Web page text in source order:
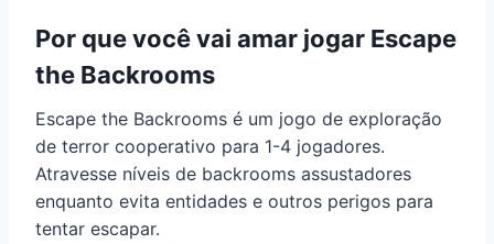
Por que você vai amar jogar Escape
the Backrooms
Escape the Backrooms é um jogo de exploração
de terror cooperativo para 1-4 jogadores.
Atravesse níveis de backrooms assustadores
enquanto evita entidades e outros perigos para
tentar escapar.